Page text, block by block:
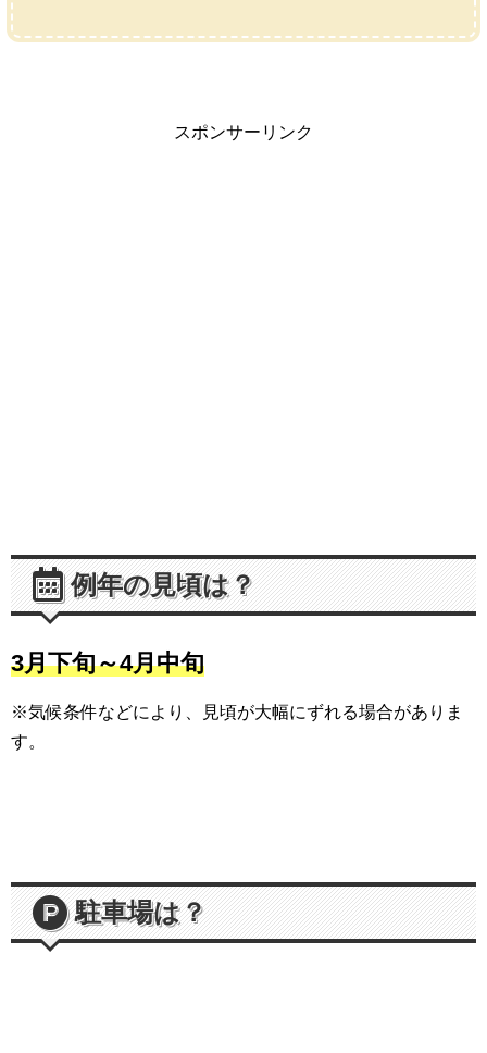
スポンサーリンク
例年の見頃は？
3月下旬～4月中旬
※気候条件などにより、見頃が大幅にずれる場合がありま
す。
駐車場は？